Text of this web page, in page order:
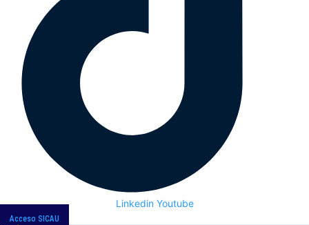
Linkedin Youtube
Acceso SICAU